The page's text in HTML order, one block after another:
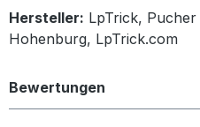
Hersteller: LpTrick, Pucher
Hohenburg, LpTrick.com
Bewertungen